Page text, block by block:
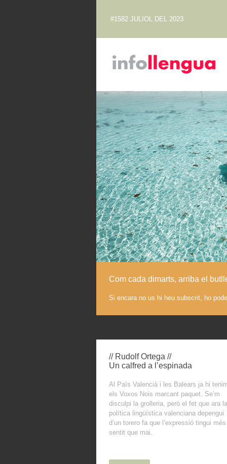
#1582 JULIOL DEL 2023
Com cada dimarts, arriba el
Si encara no us hi heu subscrit, ho
// Rudolf Ortega //
Un calfred a l’espinada
Al País Valencià i les Balears ja hi
els Voxos Nois marcant paquet. Se’m
disculpi la grolleria, però el fet que ara la
política lingüística valenciana depengui
d’un torero fa que l’expressió tingui més
sentit que mai.